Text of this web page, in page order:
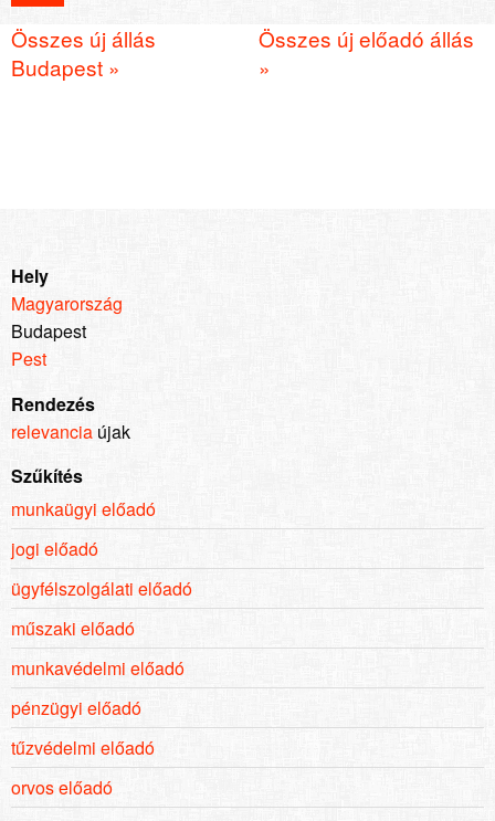
Összes új állás
Budapest »
Összes új előadó állás
»
Hely
Magyarország
Budapest
Pest
Rendezés
relevancia újak
Szűkítés
munkaügyi előadó
jogi előadó
ügyfélszolgálati előadó
műszaki előadó
munkavédelmi előadó
pénzügyi előadó
tűzvédelmi előadó
orvos előadó